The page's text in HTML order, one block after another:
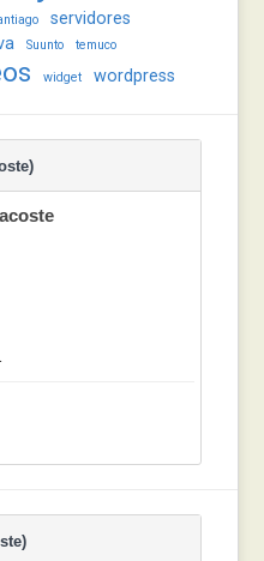
servidores
Suunto temuco
widget wordpress